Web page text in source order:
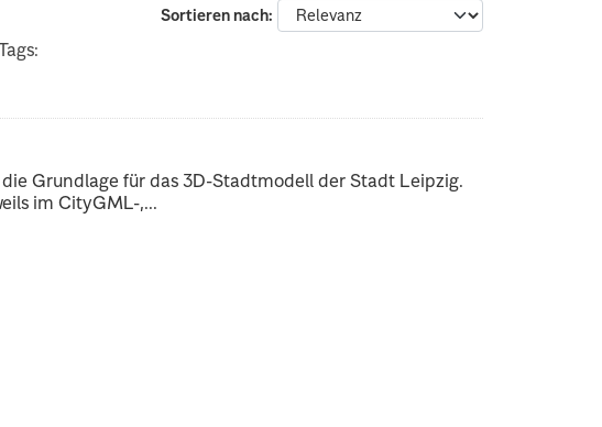
Sortieren nach
Grundlage für das 3D-Stadtmodell der Stadt Leipzig.
im CityGML-,...